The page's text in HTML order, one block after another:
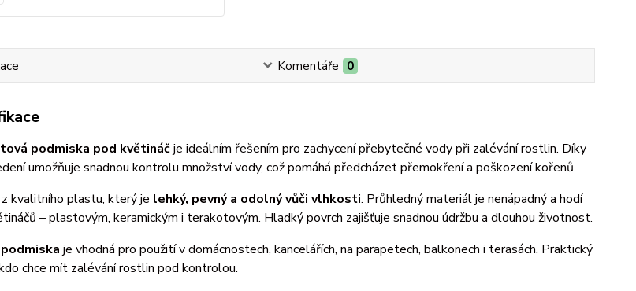
Komentáře 0
podmiska pod květináčje ideálním řešením pro zachycení přebytečné vody při zalévání rostlin. Díky
umožňuje snadnou kontrolu množství vody, což pomáhá předcházet přemokření a poškození kořenů.
kvalitního plastu, který je lehký, pevný a odolný vůči vlhkosti. Průhledný materiál je nenápadný a hodí
– plastovým, keramickým i terakotovým. Hladký povrch zajišťuje snadnou údržbu a dlouhou životnost.
je vhodná pro použití v domácnostech, kancelářích, na parapetech, balkonech i terasách. Praktický
chce mít zalévání rostlin pod kontrolou.